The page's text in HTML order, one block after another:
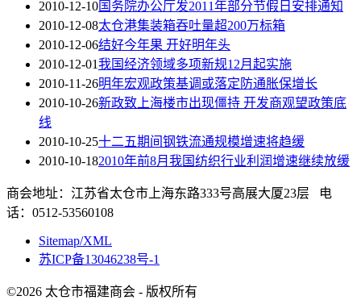
2010-12-10国务院办公厅发2011年部分节假日安排通知
2010-12-08太仓港集装箱吞吐量超200万标箱
2010-12-06结好今年果 开好明年头
2010-12-01我国经济领域多项新规12月起实施
2010-11-26明年宏观政策基调或落定防通胀保增长
2010-10-26新政致上海楼市出现僵持 开发商观望政策底
线
2010-10-25十二五期间钢铁流通规模增速将趋缓
2010-10-182010年前8月我国纺织行业利润增速继续放缓
商会地址：江苏省太仓市上海东路333号高展大厦23层 电
话：0512-53560108
Sitemap/XML
苏ICP备13046238号-1
©2026 太仓市福建商会 - 版权所有